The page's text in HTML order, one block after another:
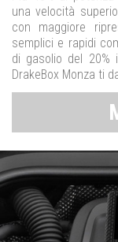
una velocità
con maggiore
semplici e rapidi
di gasolio del 20%
DrakeBox Monza ti